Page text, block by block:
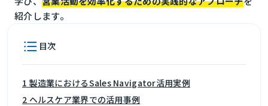
紹介します。
目次
1 製造業におけるSales Navigator活用実例
2 ヘルスケア業界での活用事例